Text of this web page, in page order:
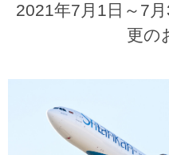
2021年7月1日～7
更の